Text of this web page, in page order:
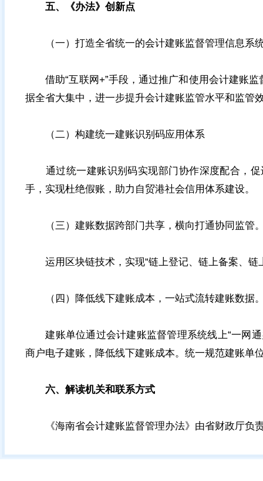
五、《办法》创新点
（一）打造全省统一的会计建账监督管理信息系
借助“互联网+”手段，通过推广和使用会计建账监
据全省大集中，进一步提升会计建账监管水平和监管
（二）构建统一建账识别码应用体系
通过统一建账识别码实现部门协作深度配合，促
手，实现杜绝假账，助力自贸港社会信用体系建设。
（三）建账数据跨部门共享，横向打通协同监管
运用区块链技术，实现“链上登记、链上备案、链
（四）降低线下建账成本，一站式流转建账数据
建账单位通过会计建账监督管理系统线上“一网通
商户电子建账，降低线下建账成本。统一规范建账单
六、解读机关和联系方式
《海南省会计建账监督管理办法》由省财政厅负责